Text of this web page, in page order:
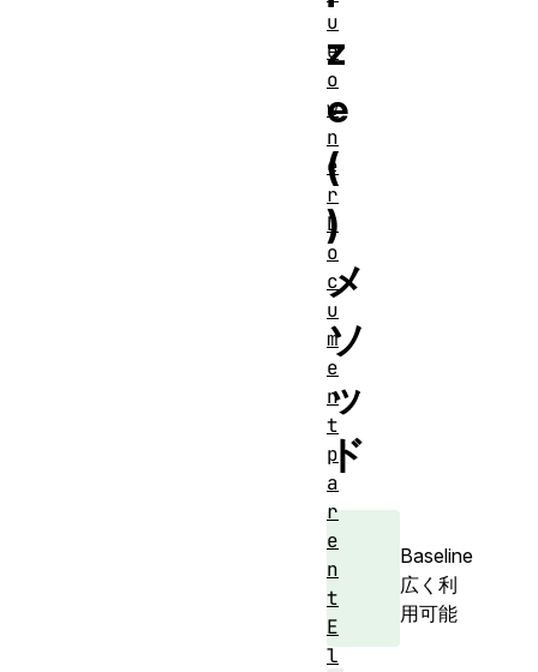
z
e
(
)
メ
ソ
ッ
ド
Baseline
広く利
用可能
u
e
o
w
n
e
r
D
o
c
u
m
e
n
t
p
a
r
e
n
t
E
l